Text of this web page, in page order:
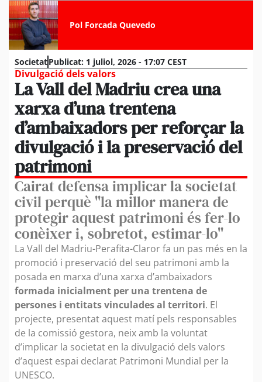
Pol Forcada Quevedo
SocietatPublicat: 1 juliol, 2026 - 17:07 CEST
Divulgació dels valors
La Vall del Madriu crea una
xarxa d’una trentena
d’ambaixadors per reforçar la
divulgació i la preservació del
patrimoni
Cairat defensa implicar la societat
civil perquè "la millor manera de
protegir aquest patrimoni és fer-lo
conèixer i, sobretot, estimar-lo"
La Vall del Madriu-Perafita-Claror fa un pas més en la
promoció i preservació del seu patrimoni amb la
posada en marxa d’una xarxa d’ambaixadors
formada inicialment per una trentena de
persones i entitats vinculades al territori. El
projecte, presentat aquest matí pels responsables
de la comissió gestora, neix amb la voluntat
d’implicar la societat en la divulgació dels valors
d’aquest espai declarat Patrimoni Mundial per la
UNESCO.